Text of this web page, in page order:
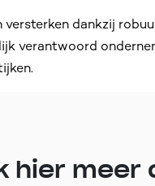
versterken dankzij
verantwoord
hier meer